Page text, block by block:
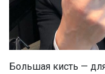
Большая кисть —